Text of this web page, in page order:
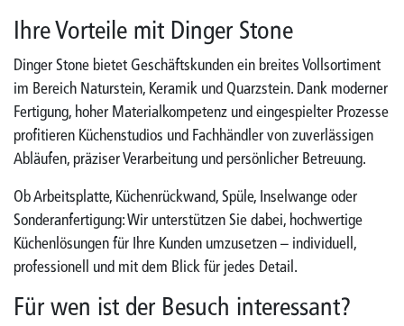
Ihre Vorteile mit Dinger Stone
Dinger Stone bietet Geschäftskunden ein breites Vollsortiment
im Bereich Naturstein, Keramik und Quarzstein. Dank moderner
Fertigung, hoher Materialkompetenz und eingespielter Prozesse
profitieren Küchenstudios und Fachhändler von zuverlässigen
Abläufen, präziser Verarbeitung und persönlicher Betreuung.
Ob Arbeitsplatte, Küchenrückwand, Spüle, Inselwange oder
Sonderanfertigung: Wir unterstützen Sie dabei, hochwertige
Küchenlösungen für Ihre Kunden umzusetzen – individuell,
professionell und mit dem Blick für jedes Detail.
Für wen ist der Besuch interessant?